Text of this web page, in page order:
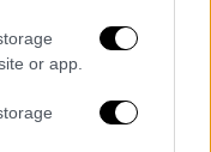
or app.